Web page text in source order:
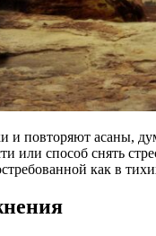
повторяют асаны,
способ снять
как в